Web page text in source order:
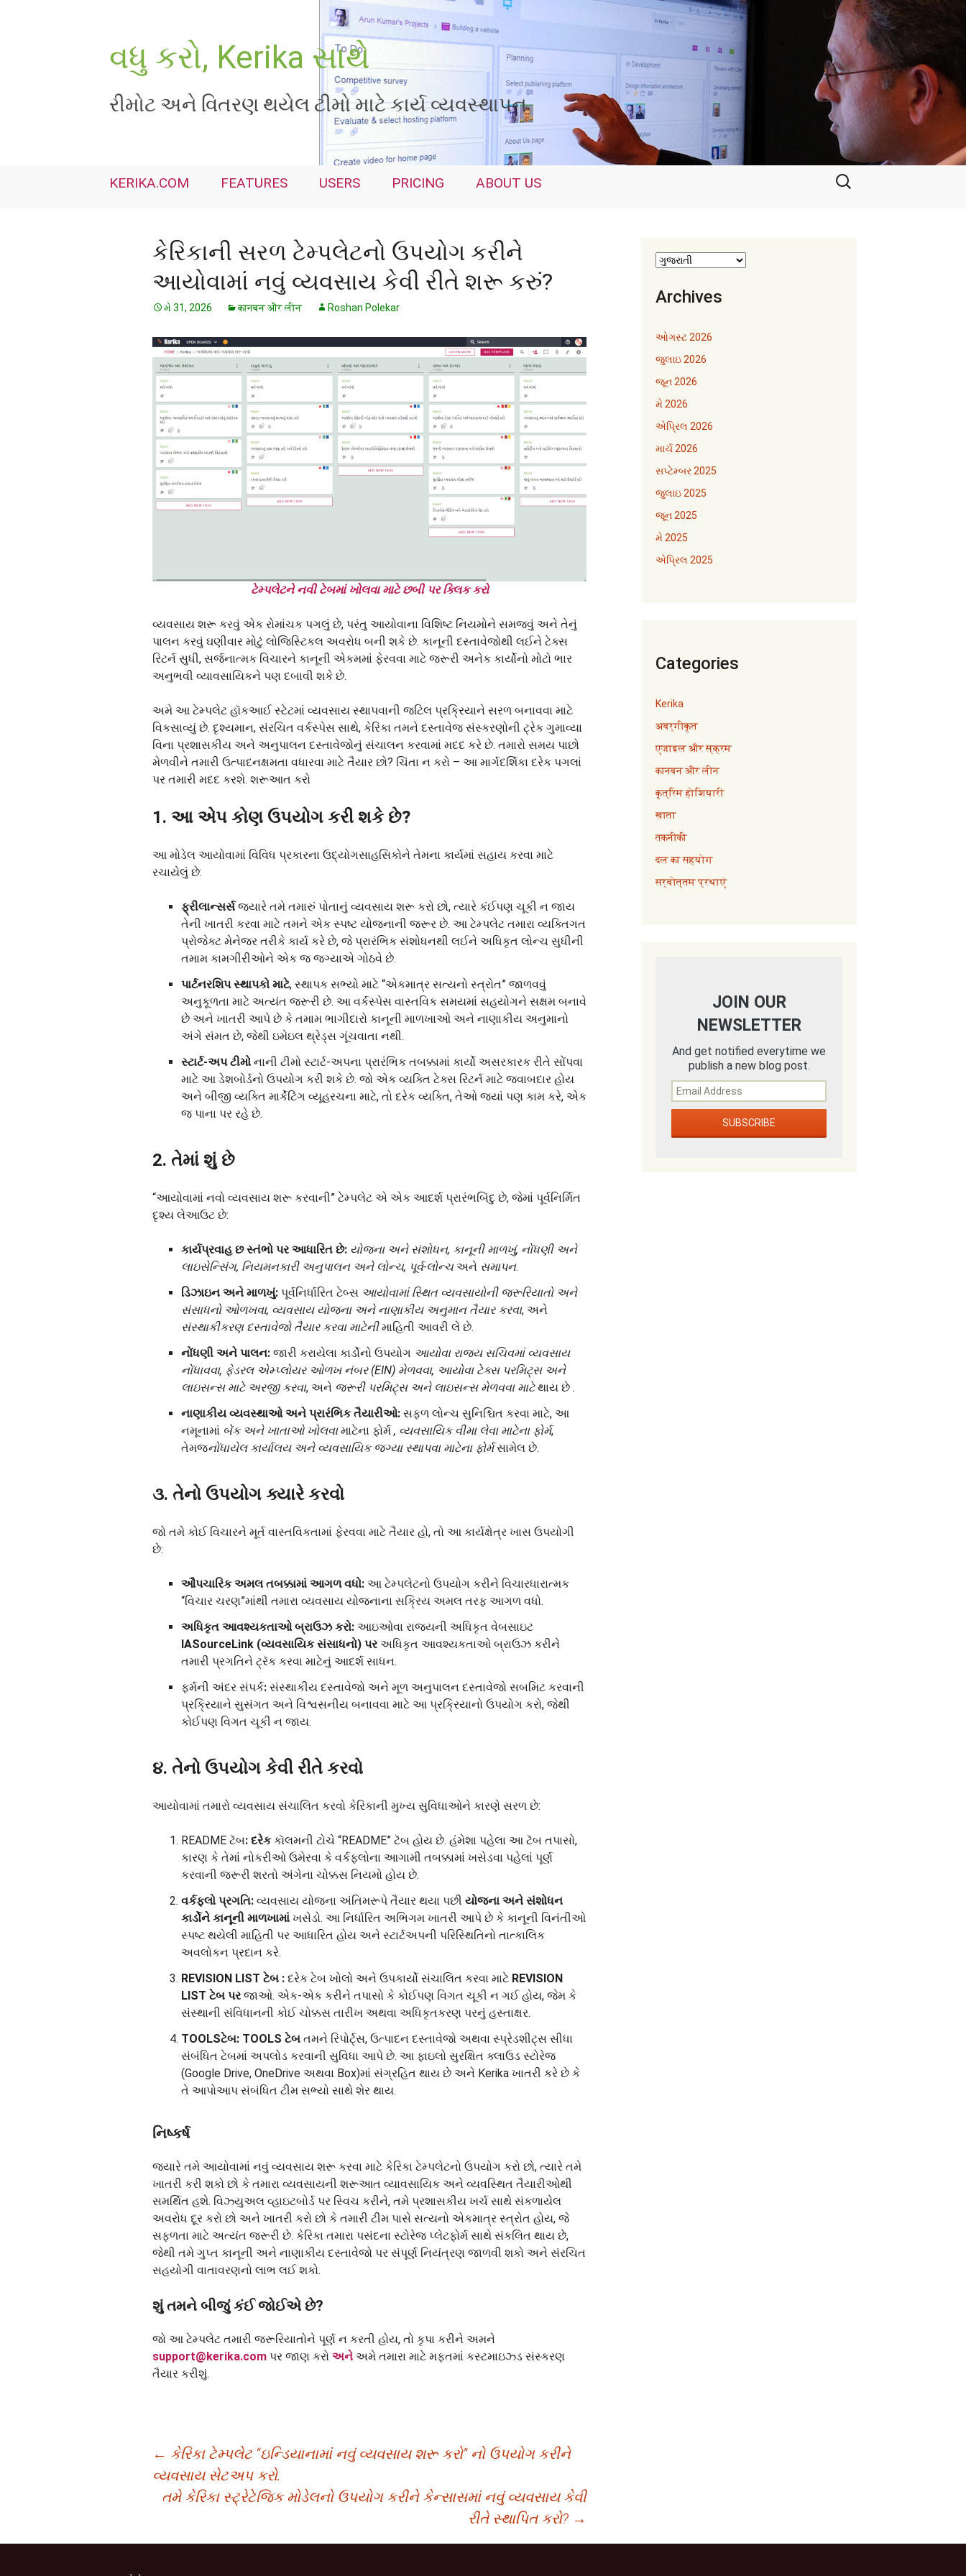
વધુ કરો, Kerika સાથે
રીમોટ અને વિતરણ થયેલ ટીમો માટે કાર્ય વ્યવસ્થાપન
KERIKA.COM FEATURES USERS PRICING ABOUT US
માટે
શોધો
કેરિકાની સરળ ટેમ્પલેટનો ઉપયોગ કરીને
આયોવામાં નવું વ્યવસાય કેવી રીતે શરૂ કરું?
મે 31, 2026 कानबन और लीन Roshan Polekar
ટેમ્પલેટને નવી ટેબમાં ખોલવા માટે છબી પર ક્લિક કરો
વ્યવસાય શરૂ કરવું એક રોમાંચક પગલું છે, પરંતુ આયોવાના વિશિષ્ટ નિયમોને સમજવું અને તેનું
પાલન કરવું ઘણીવાર મોટું લોજિસ્ટિકલ અવરોધ બની શકે છે. કાનૂની દસ્તાવેજોથી લઈને ટેક્સ
રિટર્ન સુધી, સર્જનાત્મક વિચારને કાનૂની એકમમાં ફેરવવા માટે જરૂરી અનેક કાર્યોનો મોટો ભાર
અનુભવી વ્યાવસાયિકને પણ દબાવી શકે છે.
અમે આ ટેમ્પલેટ હૉકઆઈ સ્ટેટમાં વ્યવસાય સ્થાપવાની જટિલ પ્રક્રિયાને સરળ બનાવવા માટે
વિકસાવ્યું છે. દૃશ્યમાન, સંરચિત વર્કસ્પેસ સાથે, કેરિકા તમને દસ્તાવેજ સંસ્કરણોની ટ્રેક ગુમાવ્યા
વિના પ્રશાસકીય અને અનુપાલન દસ્તાવેજોનું સંચાલન કરવામાં મદદ કરે છે. તમારો સમય પાછો
મેળવીને તમારી ઉત્પાદનક્ષમતા વધારવા માટે તૈયાર છો? ચિંતા ન કરો – આ માર્ગદર્શિકા દરેક પગલાં
પર તમારી મદદ કરશે. શરૂઆત કરો
1. આ એપ કોણ ઉપયોગ કરી શકે છે?
આ મોડેલ આયોવામાં વિવિધ પ્રકારના ઉદ્યોગસાહસિકોને તેમના કાર્યમાં સહાય કરવા માટે
રચાયેલું છે:
ફ્રીલાન્સર્સજ્યારે તમે તમારું પોતાનું વ્યવસાય શરૂ કરો છો, ત્યારે કંઈપણ ચૂકી ન જાય
તેની ખાતરી કરવા માટે તમને એક સ્પષ્ટ યોજનાની જરૂર છે. આ ટેમ્પલેટ તમારા વ્યક્તિગત
પ્રોજેક્ટ મેનેજર તરીકે કાર્ય કરે છે, જે પ્રારંભિક સંશોધનથી લઈને અધિકૃત લોન્ચ સુધીની
તમામ કામગીરીઓને એક જ જગ્યાએ ગોઠવે છે.
પાર્ટનરશિપ સ્થાપકો માટે, સ્થાપક સભ્યો માટે “એકમાત્ર સત્યનો સ્ત્રોત” જાળવવું
અનુકૂળતા માટે અત્યંત જરૂરી છે. આ વર્કસ્પેસ વાસ્તવિક સમયમાં સહયોગને સક્ષમ બનાવે
છે અને ખાતરી આપે છે કે તમામ ભાગીદારો કાનૂની માળખાઓ અને નાણાકીય અનુમાનો
અંગે સંમત છે, જેથી ઇમેઇલ થ્રેડ્સ ગૂંચવાતા નથી.
સ્ટાર્ટ-અપ ટીમો નાની ટીમો સ્ટાર્ટ-અપના પ્રારંભિક તબક્કામાં કાર્યો અસરકારક રીતે સોંપવા
માટે આ ડેશબોર્ડનો ઉપયોગ કરી શકે છે. જો એક વ્યક્તિ ટેક્સ રિટર્ન માટે જવાબદાર હોય
અને બીજી વ્યક્તિ માર્કેટિંગ વ્યૂહરચના માટે, તો દરેક વ્યક્તિ, તેઓ જ્યાં પણ કામ કરે, એક
જ પાના પર રહે છે.
2. તેમાં શું છે
“આયોવામાં નવો વ્યવસાય શરૂ કરવાની” ટેમ્પલેટ એ એક આદર્શ પ્રારંભબિંદુ છે, જેમાં પૂર્વનિર્મિત
દૃશ્ય લેઆઉટ છે:
કાર્યપ્રવાહ છ સ્તંભો પર આધારિત છે: યોજના અને સંશોધન, કાનૂની માળખું, નોંધણી અને
લાઇસેન્સિંગ, નિયમનકારી અનુપાલન અને લોન્ચ, પૂર્વ-લોન્ચઅને સમાપન.
ડિઝાઇન અને માળખું: પૂર્વનિર્ધારિત ટેબ્સ આયોવામાં સ્થિત વ્યવસાયોની જરૂરિયાતો અને
સંસાધનો ઓળખવા, વ્યવસાય યોજના અને નાણાકીય અનુમાન તૈયાર કરવા, અને
સંસ્થાકીકરણ દસ્તાવેજો તૈયાર કરવા માટેનીમાહિતી આવરી લે છે.
નોંધણી અને પાલન: જારી કરાયેલા કાર્ડોનો ઉપયોગ આયોવા રાજ્ય સચિવમાં વ્યવસાય
નોંધાવવા, ફેડરલ એમ્પ્લોયર ઓળખ નંબર (EIN) મેળવવા, આયોવા ટેક્સ પરમિટ્સ અને
લાઇસન્સ માટે અરજી કરવા, અને જરૂરી પરમિટ્સ અને લાઇસન્સ મેળવવા માટેથાય છે .
નાણાકીય વ્યવસ્થાઓ અને પ્રારંભિક તૈયારીઓ: સફળ લોન્ચ સુનિશ્ચિત કરવા માટે, આ
નમૂનામાં બેંક અને ખાતાઓ ખોલવામાટેના ફોર્મ, વ્યવસાયિક વીમા લેવા માટેના ફોર્મ,
તેમજનોંધાયેલ કાર્યાલય અને વ્યવસાયિક જગ્યા સ્થાપવા માટેના ફોર્મસામેલ છે.
૩. તેનો ઉપયોગ ક્યારે કરવો
જો તમે કોઈ વિચારને મૂર્ત વાસ્તવિકતામાં ફેરવવા માટે તૈયાર હો, તો આ કાર્યક્ષેત્ર ખાસ ઉપયોગી
છે:
ઔપચારિક અમલ તબક્કામાં આગળ વધો: આ ટેમ્પલેટનો ઉપયોગ કરીને વિચારધારાત્મક
“વિચાર ચરણ”માંથી તમારા વ્યવસાય યોજનાના સક્રિય અમલ તરફ આગળ વધો.
અધિકૃત આવશ્યકતાઓ બ્રાઉઝ કરો: આઇઓવા રાજ્યની અધિકૃત વેબસાઇટ
IASourceLink (વ્યવસાયિક સંસાધનો) પરઅધિકૃત આવશ્યકતાઓ બ્રાઉઝ કરીને
તમારી પ્રગતિને ટ્રૅક કરવા માટેનું આદર્શ સાધન.
ફર્મની અંદર સંપર્ક: સંસ્થાકીય દસ્તાવેજો અને મૂળ અનુપાલન દસ્તાવેજો સબમિટ કરવાની
પ્રક્રિયાને સુસંગત અને વિશ્વસનીય બનાવવા માટે આ પ્રક્રિયાનો ઉપયોગ કરો, જેથી
કોઈપણ વિગત ચૂકી ન જાય.
૪. તેનો ઉપયોગ કેવી રીતે કરવો
આયોવામાં તમારો વ્યવસાય સંચાલિત કરવો કેરિકાની મુખ્ય સુવિધાઓને કારણે સરળ છે:
README ટૅબ: દરેકકૉલમની ટોચે “README” ટૅબ હોય છે. હંમેશા પહેલા આ ટૅબ તપાસો,
કારણ કે તેમાં નોકરીઓ ઉમેરવા કે વર્કફ્લોના આગામી તબક્કામાં ખસેડવા પહેલાં પૂર્ણ
કરવાની જરૂરી શરતો અંગેના ચોક્કસ નિયમો હોય છે.
વર્કફ્લો પ્રગતિ: વ્યવસાય યોજના અંતિમરૂપે તૈયાર થયા પછી યોજના અને સંશોધન
કાર્ડોને કાનૂની માળખામાં ખસેડો. આ નિર્ધારિત અભિગમ ખાતરી આપે છે કે કાનૂની વિનંતીઓ
સ્પષ્ટ થયેલી માહિતી પર આધારિત હોય અને સ્ટાર્ટઅપની પરિસ્થિતિનો તાત્કાલિક
અવલોકન પ્રદાન કરે.
REVISION LIST ટેબ : દરેક ટેબ ખોલો અને ઉપકાર્યો સંચાલિત કરવા માટે REVISION
LIST ટેબ પરજાઓ. એક-એક કરીને તપાસો કે કોઈપણ વિગત ચૂકી ન ગઈ હોય, જેમ કે
સંસ્થાની સંવિધાનની કોઈ ચોક્કસ તારીખ અથવા અધિકૃતકરણ પરનું હસ્તાક્ષર.
TOOLSટેબ: TOOLS ટેબ તમને રિપોર્ટ્સ, ઉત્પાદન દસ્તાવેજો અથવા સ્પ્રેડશીટ્સ સીધા
સંબંધિત ટેબમાં અપલોડ કરવાની સુવિધા આપે છે. આ ફાઇલો સુરક્ષિત ક્લાઉડ સ્ટોરેજ
(Google Drive, OneDrive અથવા Box)માં સંગ્રહિત થાય છે અને Kerika ખાતરી કરે છે કે
તે આપોઆપ સંબંધિત ટીમ સભ્યો સાથે શેર થાય.
નિષ્કર્ષ
જ્યારે તમે આયોવામાં નવું વ્યવસાય શરૂ કરવા માટે કેરિકા ટેમ્પલેટનો ઉપયોગ કરો છો, ત્યારે તમે
ખાતરી કરી શકો છો કે તમારા વ્યવસાયની શરૂઆત વ્યાવસાયિક અને વ્યવસ્થિત તૈયારીઓથી
સમર્થિત હશે. વિઝ્યુઅલ વ્હાઇટબોર્ડ પર સ્વિચ કરીને, તમે પ્રશાસકીય ખર્ચ સાથે સંકળાયેલ
અવરોધ દૂર કરો છો અને ખાતરી કરો છો કે તમારી ટીમ પાસે સત્યનો એકમાત્ર સ્ત્રોત હોય, જે
સફળતા માટે અત્યંત જરૂરી છે. કેરિકા તમારા પસંદના સ્ટોરેજ પ્લેટફોર્મ સાથે સંકલિત થાય છે,
જેથી તમે ગુપ્ત કાનૂની અને નાણાકીય દસ્તાવેજો પર સંપૂર્ણ નિયંત્રણ જાળવી શકો અને સંરચિત
સહયોગી વાતાવરણનો લાભ લઈ શકો.
શું તમને બીજું કંઈ જોઈએ છે?
જો આ ટેમ્પલેટ તમારી જરૂરિયાતોને પૂર્ણ ન કરતી હોય, તો કૃપા કરીને અમને
support@kerika.com પર જાણ કરો અને અમે તમારા માટે મફતમાં કસ્ટમાઇઝ્ડ સંસ્કરણ
તૈયાર કરીશું.
← કેરિકા ટેમ્પલેટ “ઇન્ડિયાનામાં નવું વ્યવસાય શરૂ કરો” નો ઉપયોગ કરીને
વ્યવસાય સેટઅપ કરો.
તમે કેરિકા સ્ટ્રેટેજિક મોડેલનો ઉપયોગ કરીને કેન્સાસમાં નવું વ્યવસાય કેવી
રીતે સ્થાપિત કરો? →
Archives
ઓગસ્ટ 2026
જુલાઇ 2026
જૂન 2026
મે 2026
એપ્રિલ 2026
માર્ચ 2026
સપ્ટેમ્બર 2025
જુલાઇ 2025
જૂન 2025
મે 2025
એપ્રિલ 2025
Categories
Kerika
अवर्गीकृत
एजाइल और स्क्रम
कानबन और लीन
कृत्रिम होशियारी
खाता
तकनीकी
दल का सहयोग
सर्वोत्तम प्रथाएं
JOIN OUR
NEWSLETTER
And get notified everytime we
publish a new blog post.